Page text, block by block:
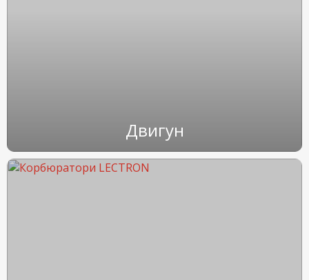
Двигун